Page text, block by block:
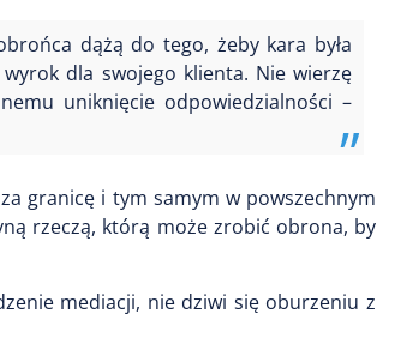
dążą do tego, żeby kara była
dla swojego klienta. Nie wierzę
uniknięcie odpowiedzialności –
granicę i tym samym w powszechnym
rzeczą, którą może zrobić obrona, by
mediacji, nie dziwi się oburzeniu z